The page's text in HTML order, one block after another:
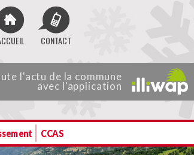
CONTACT
l'actu de la commune
avec l'application
CCAS